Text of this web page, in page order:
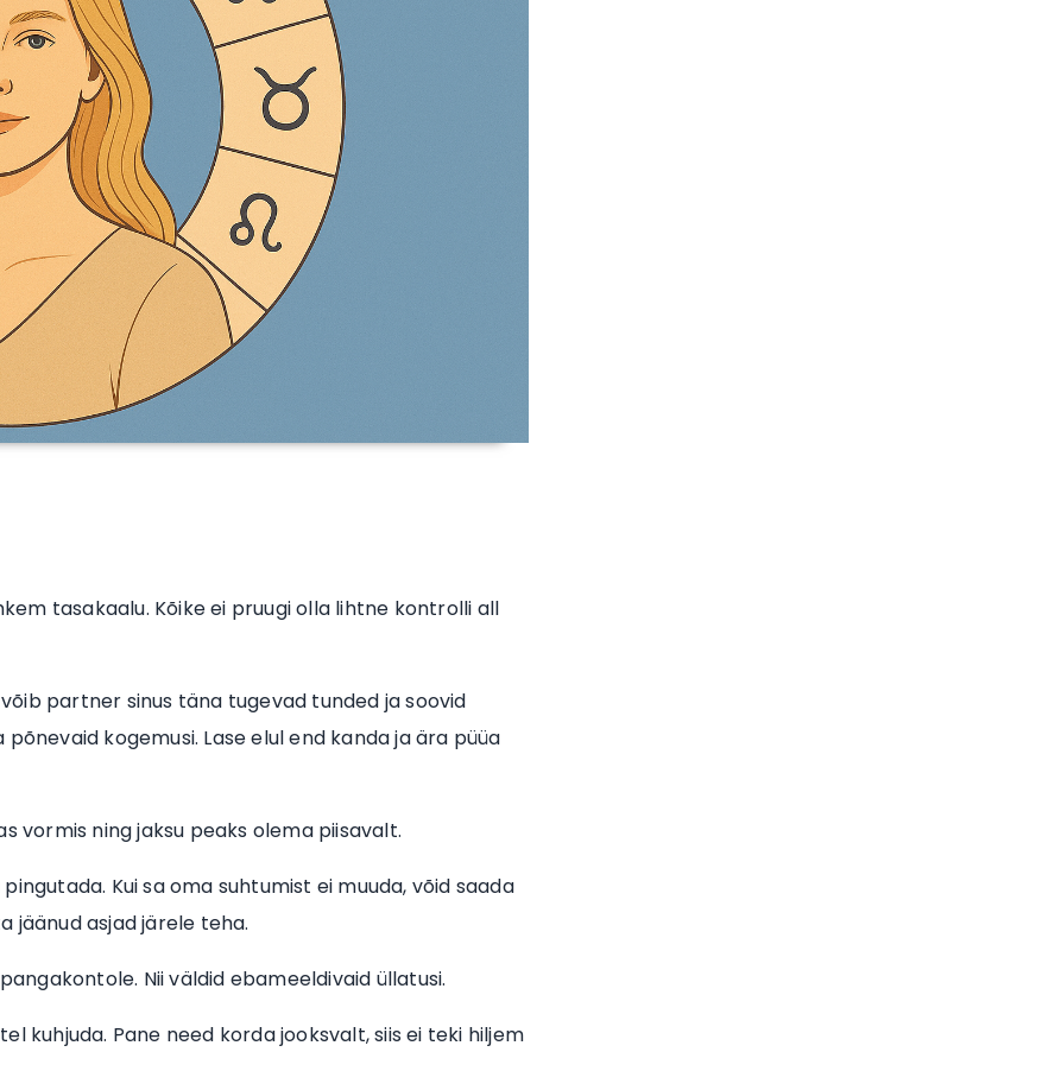
tasakaalu. Kõike ei pruugi olla lihtne kontrolli all
partner sinus täna tugevad tunded ja soovid
kogemusi. Lase elul end kanda ja ära püüa
vormis ning jaksu peaks olema piisavalt.
Kui sa oma suhtumist ei muuda, võid saada
jäänud asjad järele teha.
Nii väldid ebameeldivaid üllatusi.
kuhjuda. Pane need korda jooksvalt, siis ei teki hiljem